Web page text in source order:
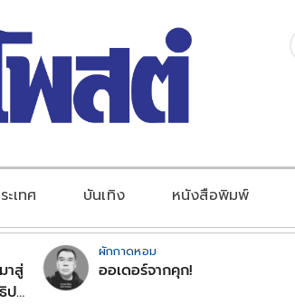
ะเทศ บันเทิง หนังสือพิมพ์
าสู่
ป
ผักกาดหอม
ออเดอร์จากคุก!